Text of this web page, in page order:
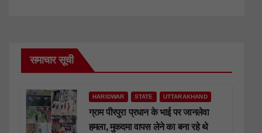
समाचार सूची
HARIDWAR STATE UTTARAKHAND
ग्राम पीरपुरा प्रधान के भाई पर जानलेवा
हमला, मुकदमा वापस लेने का बना रहे थे